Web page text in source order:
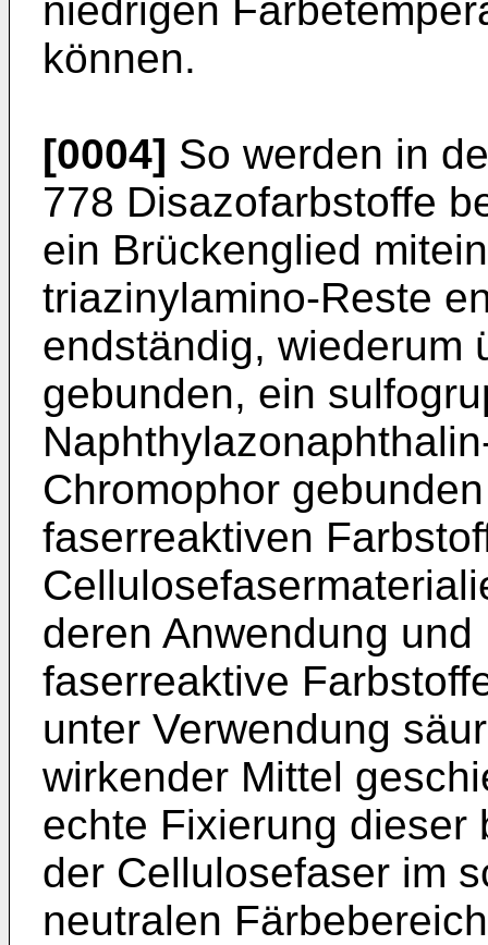
niedrigen
können.
[0004] So werden in
778 Disazofarbstoffe
ein Brückenglied
triazinylamino-Reste
endständig, wiederum
gebunden, ein
Chromophor
faserreaktiven
deren Anwendung
faserreaktive
unter Verwendung
wirkender Mittel
echte Fixierung dieser
der Cellulosefaser im
neutralen